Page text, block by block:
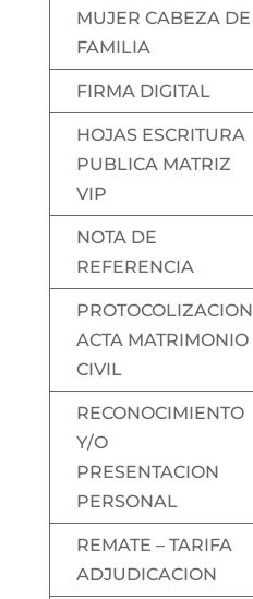
MUJER CABEZA DE
FAMILIA
FIRMA DIGITAL
HOJAS ESCRITURA
PUBLICA MATRIZ
VIP
NOTA DE
REFERENCIA
PROTOCOLIZACION
ACTA MATRIMONIO
CIVIL
RECONOCIMIENTO
Y/O
PRESENTACION
PERSONAL
REMATE – TARIFA
ADJUDICACION